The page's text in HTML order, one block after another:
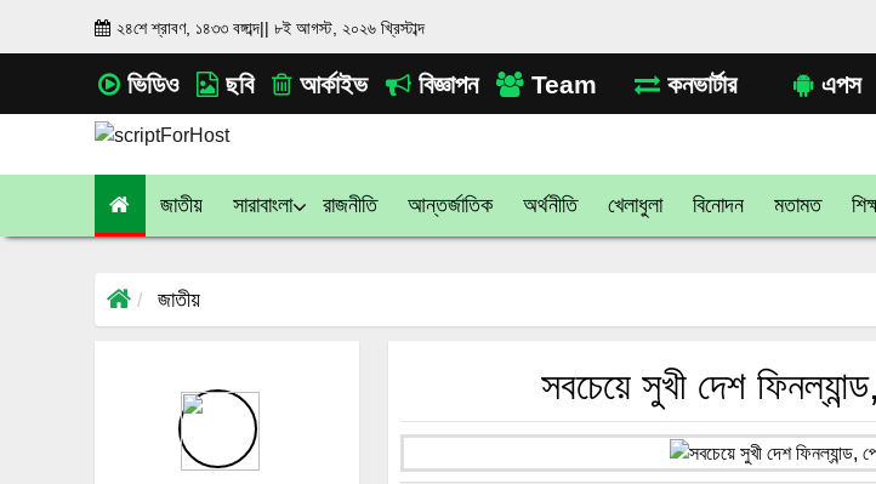
২৪শে শ্রাবণ, ১৪৩৩ বঙ্গাব্দ|| ৮ই আগস্ট, ২০২৬ খ্রিস্টাব্দ
ভিডিও ছবি আর্কাইভ বিজ্ঞাপন Team কনভার্টার এপস
জাতীয় সারাবাংলা রাজনীতি আন্তর্জাতিক অর্থনীতি খেলাধুলা বিনোদন মতামত
জাতীয়
সবচেয়ে সুখী দেশ